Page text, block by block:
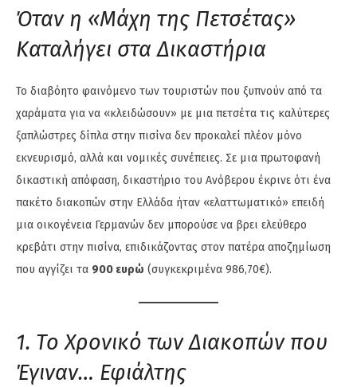
Όταν η «Μάχη της Πετσέτας»
Καταλήγει στα Δικαστήρια
Το διαβόητο φαινόμενο των τουριστών που ξυπνούν από τα
χαράματα για να «κλειδώσουν» με μια πετσέτα τις καλύτερες
ξαπλώστρες δίπλα στην πισίνα δεν προκαλεί πλέον μόνο
εκνευρισμό, αλλά και νομικές συνέπειες. Σε μια πρωτοφανή
δικαστική απόφαση, δικαστήριο του Ανόβερου έκρινε ότι ένα
πακέτο διακοπών στην Ελλάδα ήταν «ελαττωματικό» επειδή
μια οικογένεια Γερμανών δεν μπορούσε να βρει ελεύθερο
κρεβάτι στην πισίνα, επιδικάζοντας στον πατέρα αποζημίωση
που αγγίζει τα 900 ευρώ (συγκεκριμένα 986,70€).
1. Το Χρονικό των Διακοπών που
Έγιναν… Εφιάλτης